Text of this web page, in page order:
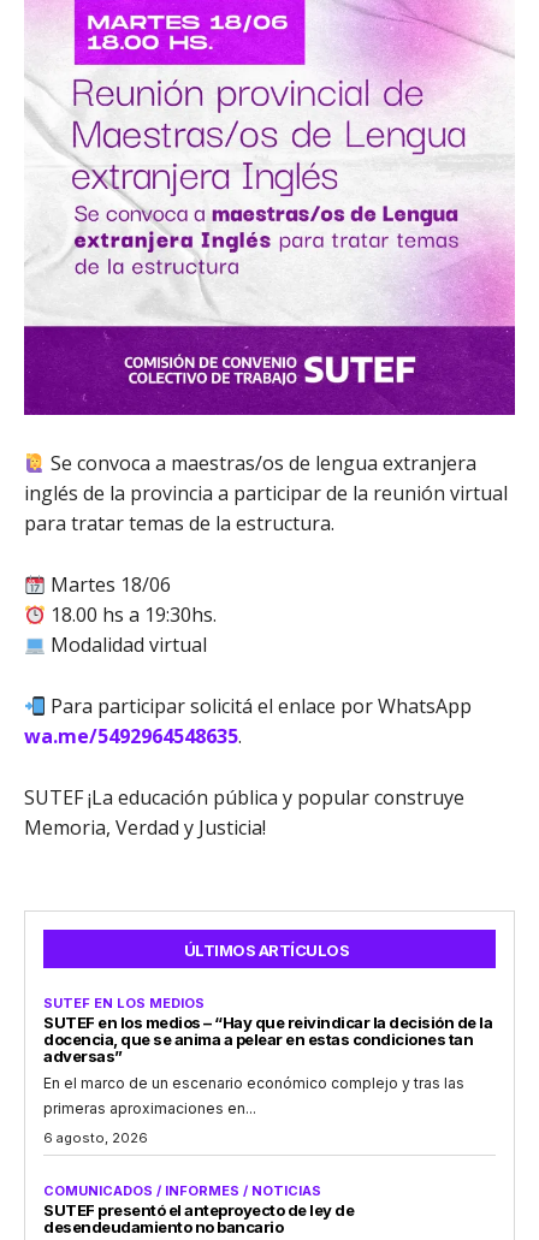
Se convoca a maestras/os de lengua extranjera
inglés de la provincia a participar de la reunión virtual
para tratar temas de la estructura.
Martes 18/06
18.00 hs a 19:30hs.
Modalidad virtual
Para participar solicitá el enlace por WhatsApp
wa.me/5492964548635.
SUTEF ¡La educación pública y popular construye
Memoria, Verdad y Justicia!
ÚLTIMOS ARTÍCULOS
SUTEF EN LOS MEDIOS
SUTEF en los medios – “Hay que reivindicar la decisión de la
docencia, que se anima a pelear en estas condiciones tan
adversas”
En el marco de un escenario económico complejo y tras las
primeras aproximaciones en...
6 agosto, 2026
COMUNICADOS / INFORMES / NOTICIAS
SUTEF presentó el anteproyecto de ley de
desendeudamiento no bancario